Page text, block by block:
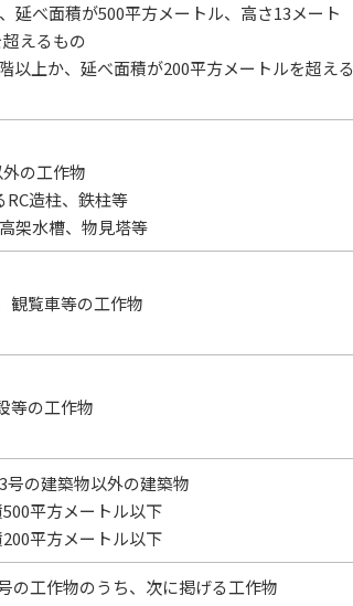
延べ面積が500平方メートル、高さ13メート
えるもの
以上か、延べ面積が200平方メートルを超える
の工作物
RC造柱、鉄柱等
架水槽、物見塔等
観覧車等の工作物
等の工作物
号の建築物以外の建築物
平方メートル以下
平方メートル以下
の工作物のうち、次に掲げる工作物